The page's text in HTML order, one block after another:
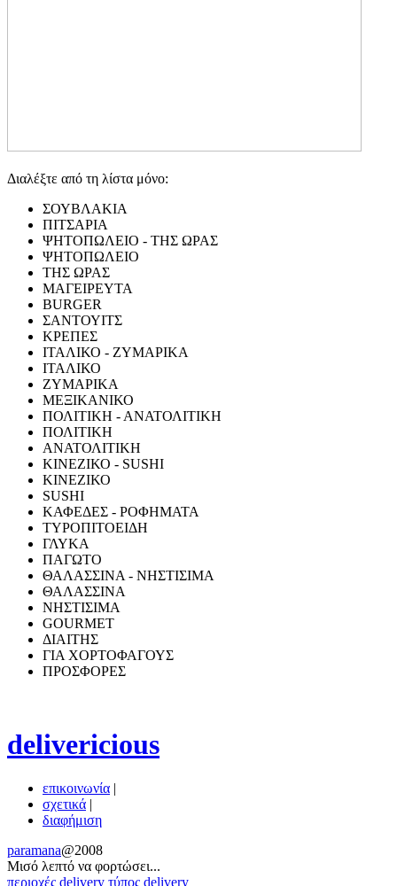
Διαλέξτε από τη λίστα μόνο:
ΣΟΥΒΛΑΚΙΑ
ΠΙΤΣΑΡΙΑ
ΨΗΤΟΠΩΛΕΙΟ - ΤΗΣ ΩΡΑΣ
ΨΗΤΟΠΩΛΕΙΟ
ΤΗΣ ΩΡΑΣ
ΜΑΓΕΙΡΕΥΤΑ
BURGER
ΣΑΝΤΟΥΙΤΣ
ΚΡΕΠΕΣ
ΙΤΑΛΙΚΟ - ΖΥΜΑΡΙΚΑ
ΙΤΑΛΙΚΟ
ΖΥΜΑΡΙΚΑ
ΜΕΞΙΚΑΝΙΚΟ
ΠΟΛΙΤΙΚΗ - ΑΝΑΤΟΛΙΤΙΚΗ
ΠΟΛΙΤΙΚΗ
ΑΝΑΤΟΛΙΤΙΚΗ
ΚΙΝΕΖΙΚΟ - SUSHI
ΚΙΝΕΖΙΚΟ
SUSHI
ΚΑΦΕΔΕΣ - ΡΟΦΗΜΑΤΑ
ΤΥΡΟΠΙΤΟΕΙΔΗ
ΓΛΥΚΑ
ΠΑΓΩΤΟ
ΘΑΛΑΣΣΙΝΑ - ΝΗΣΤΙΣΙΜΑ
ΘΑΛΑΣΣΙΝΑ
ΝΗΣΤΙΣΙΜΑ
GOURMET
ΔΙΑΙΤΗΣ
ΓΙΑ ΧΟΡΤΟΦΑΓΟΥΣ
ΠΡΟΣΦΟΡΕΣ
delivericious
επικοινωνία |
σχετικά |
διαφήμιση
paramana@2008
Μισό λεπτό να φoρτώσει...
περιοχές delivery τύπος delivery